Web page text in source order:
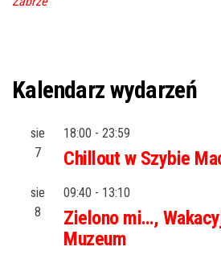
Kalendarz wydarzeń
sie
7
18:00 - 23:59
Chillout w Szybie
sie
8
09:40 - 13:10
Zielono mi…,
Muzeum